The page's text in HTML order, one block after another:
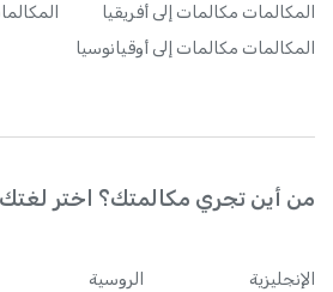
المكالمات مكالمات إلى أفريقيا
المكالمات مكالمات إلى أوقيانوسيا
من أين تجري مكالمتك؟ اختر
الإنجليزية الروسية